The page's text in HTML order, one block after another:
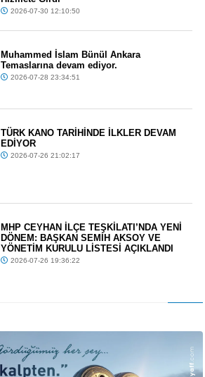
2026-07-30 12:10:50
Muhammed İslam Bünül Ankara
Temaslarına devam ediyor.
2026-07-28 23:34:51
TÜRK KANO TARİHİNDE İLKLER DEVAM
EDİYOR
2026-07-26 21:02:17
MHP CEYHAN İLÇE TEŞKİLATI’NDA YENİ
DÖNEM: BAŞKAN SEMİH AKSOY VE
YÖNETİM KURULU LİSTESİ AÇIKLANDI
2026-07-26 19:36:22